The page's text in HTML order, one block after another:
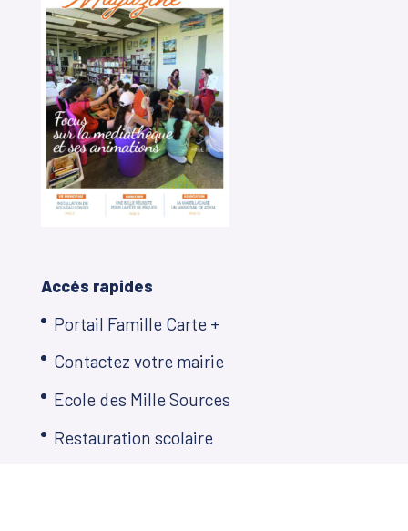
Accés rapides
Portail Famille Carte +
Contactez votre mairie
Ecole des Mille Sources
Restauration scolaire